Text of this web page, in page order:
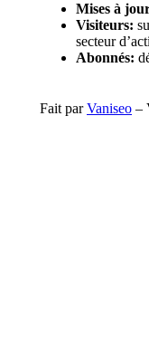
Mises à
Visiteurs:
secteur
Abonnés:
Fait parVaniseo –